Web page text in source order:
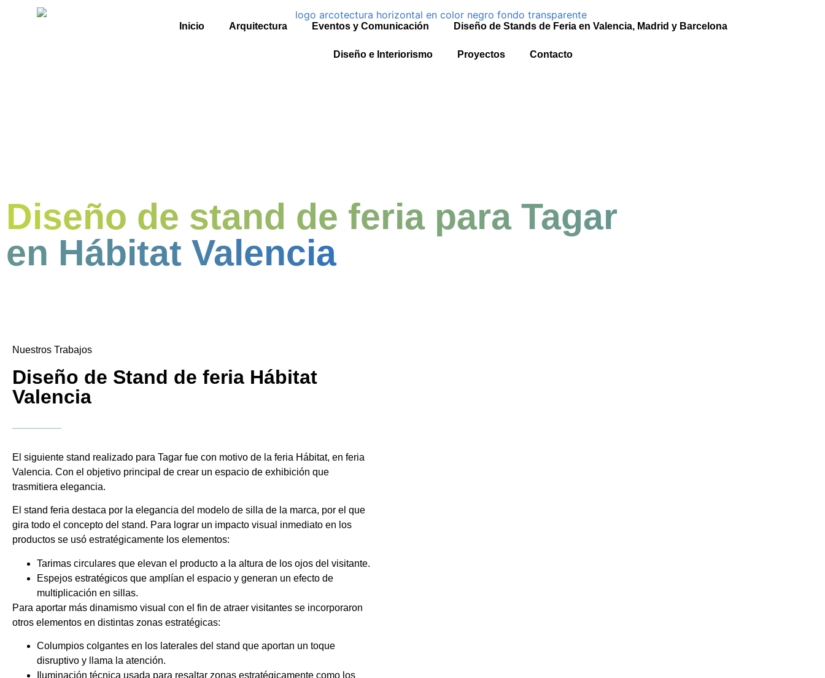
Inicio Arquitectura Eventos y Comunicación Diseño de Stands de Feria en Valencia, Madrid y Barcelona
Diseño e Interiorismo Proyectos Contacto
Diseño de stand de feria para Tagar
en Hábitat Valencia
Nuestros Trabajos
Diseño de Stand de feria Hábitat
Valencia
El siguiente stand realizado para Tagar fue con motivo de la feria Hábitat, en feria
Valencia. Con el objetivo principal de crear un espacio de exhibición que
trasmitiera elegancia.
El stand feria destaca por la elegancia del modelo de silla de la marca, por el que
gira todo el concepto del stand. Para lograr un impacto visual inmediato en los
productos se usó estratégicamente los elementos:
Tarimas circulares que elevan el producto a la altura de los ojos del visitante.
Espejos estratégicos que amplían el espacio y generan un efecto de
multiplicación en sillas.
Para aportar más dinamismo visual con el fin de atraer visitantes se incorporaron
otros elementos en distintas zonas estratégicas:
Columpios colgantes en los laterales del stand que aportan un toque
disruptivo y llama la atención.
Iluminación técnica usada para resaltar zonas estratégicamente como los